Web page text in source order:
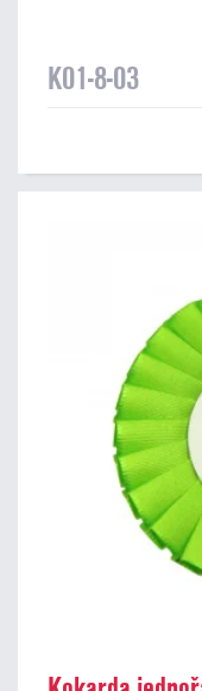
K01-8-03